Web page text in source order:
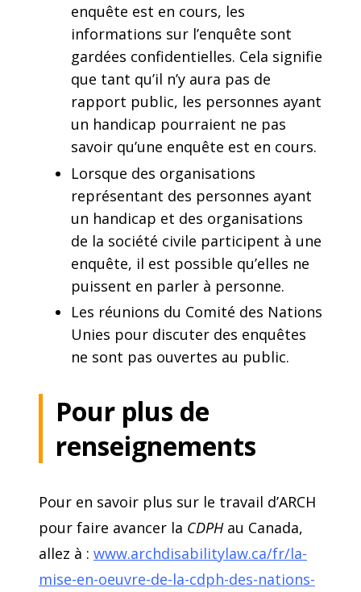
enquête est en cours, les
informations sur l’enquête sont
gardées confidentielles. Cela signifie
que tant qu’il n’y aura pas de
rapport public, les personnes ayant
un handicap pourraient ne pas
savoir qu’une enquête est en cours.
Lorsque des organisations
représentant des personnes ayant
un handicap et des organisations
de la société civile participent à une
enquête, il est possible qu’elles ne
puissent en parler à personne.
Les réunions du Comité des Nations
Unies pour discuter des enquêtes
ne sont pas ouvertes au public.
Pour plus de
renseignements
Pour en savoir plus sur le travail d’ARCH
pour faire avancer la CDPHau Canada,
allez à : www.archdisabilitylaw.ca/fr/la-
mise-en-oeuvre-de-la-cdph-des-nations-